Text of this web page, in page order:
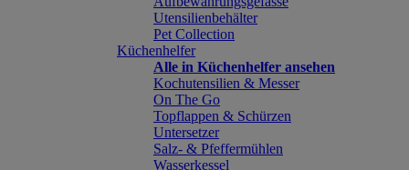
Utensilienbehälter
Pet Collection
Küchenhelfer
Alle in Küchenhelfer ansehen
Kochutensilien & Messer
On The Go
Topflappen & Schürzen
Untersetzer
Salz- & Pfeffermühlen
Wasserkessel